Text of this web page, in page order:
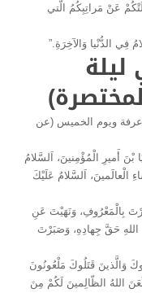
عَنْ مَراتِبِكُمُ الَّتي
فِي الدُّنْيا وَالآخِرَةِ.”
ليلة
عرفة ويوم الخميس (عن
بْنَ أَميرِ الْمُؤْمِنينَ، اَلسَّلامُ
الْعالَمينَ، اَلسَّلامُ عَلَيْكَ
بِالْمَعْرُوفِ، وَنَهَيْتَ عَنِ
اللهِ حَقَّ جِهادِهِ، وَصَبَرْتَ
وَالَّذينَ قَتَلُوكَ مَلْعُونُونَ
اللهُ الظّالِمينَ لَكُمْ مِنَ